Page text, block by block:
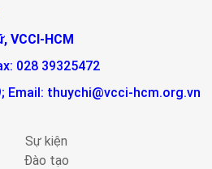
VCCI-HCM
028 39325472
Email: thuychi@vcci-hcm.org.vn
Sự kiện
Đào tạo